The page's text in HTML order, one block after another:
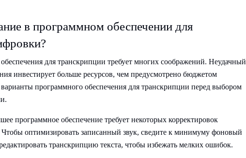
в программном обеспечении для
для транскрипции требует многих соображений. Неудачный
инвестирует больше ресурсов, чем предусмотрено бюджетом
программного обеспечения для транскрипции перед выбором
программное обеспечение требует некоторых корректировок
оптимизировать записанный звук, сведите к минимуму фоновый
транскрипцию текста, чтобы избежать мелких ошибок.